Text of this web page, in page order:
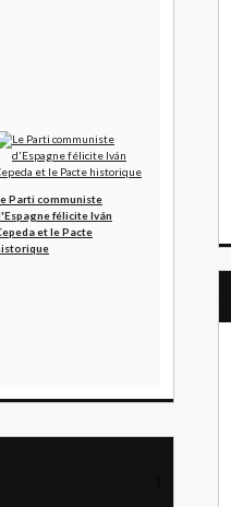
Parti communiste
félicite Iván
et le Pacte